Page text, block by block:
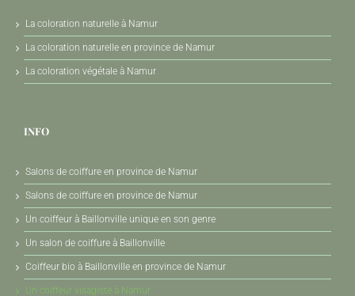
La coloration naturelle à Namur
La coloration naturelle en province de Namur
La coloration végétale à Namur
INFO
Salons de coiffure en province de Namur
Salons de coiffure en province de Namur
Un coiffeur à Baillonville unique en son genre
Un salon de coiffure à Baillonville
Coiffeur bio à Baillonville en province de Namur
Un coiffeur visagiste à Namur